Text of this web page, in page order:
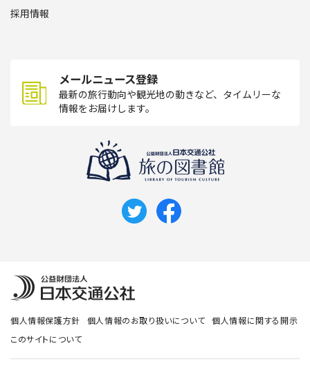
採用情報
メールニュース登録
最新の旅行動向や観光地の動きなど、タイムリーな
情報をお届けします。
個人情報保護方針 個人情報のお取り扱いについて
個人情報に関する開示
このサイトについて